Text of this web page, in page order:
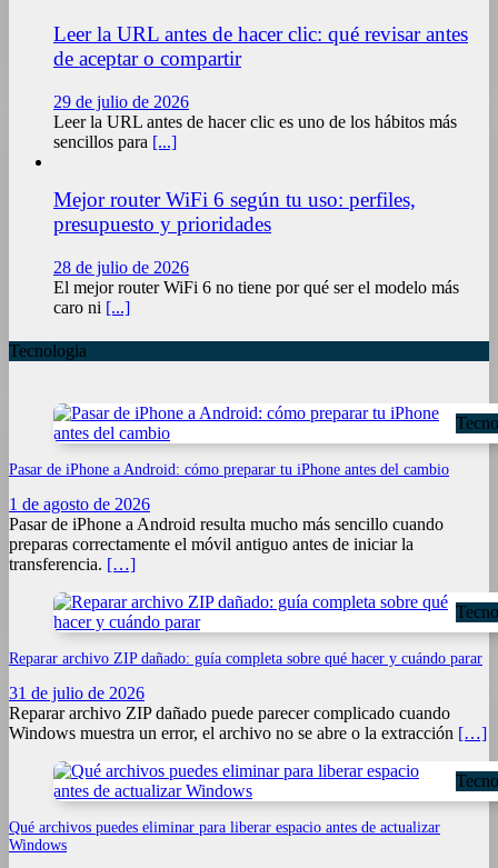
Leer la URL antes de hacer clic: qué revisar antes
de aceptar o compartir
29 de julio de 2026
Leer la URL antes de hacer clic es uno de los hábitos más
sencillos para [...]
Mejor router WiFi 6 según tu uso: perfiles,
presupuesto y prioridades
28 de julio de 2026
El mejor router WiFi 6 no tiene por qué ser el modelo más
caro ni [...]
Tecnologia
Pasar de iPhone a Android: cómo preparar tu iPhone antes del cambio
1 de agosto de 2026
Pasar de iPhone a Android resulta mucho más sencillo cuando
preparas correctamente el móvil antiguo antes de iniciar la
transferencia. […]
Reparar archivo ZIP dañado: guía completa sobre qué hacer y cuándo parar
31 de julio de 2026
Reparar archivo ZIP dañado puede parecer complicado cuando
Windows muestra un error, el archivo no se abre o la extracción […]
Qué archivos puedes eliminar para liberar espacio antes de actualizar
Windows